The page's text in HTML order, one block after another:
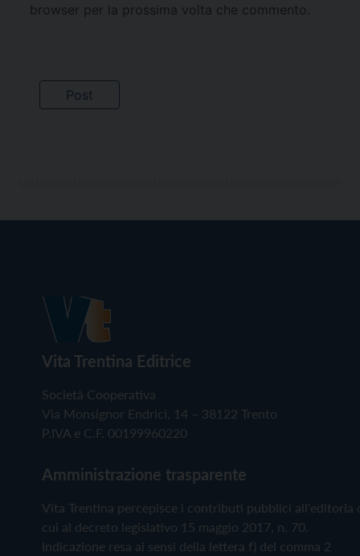
browser per la prossima volta che commento.
Vita Trentina Editrice
Società Cooperativa
Via Monsignor Endrici, 14 – 38122 Trento
P.IVA e C.F. 00199960220
Amministrazione trasparente
Vita Trentina percepisce i contributi pubblici all'editoria
cui al decreto legislativo 15 maggio 2017, n. 70.
Indicazione resa ai sensi della lettera f) del comma 2